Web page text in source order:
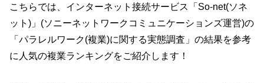
こちらでは、インターネット接続サービス「So-net(ソネ
ット)」(ソニーネットワークコミュニケーションズ運営)の
「パラレルワーク(複業)に関する実態調査」の結果を参考
に人気の複業ランキングをご紹介します！